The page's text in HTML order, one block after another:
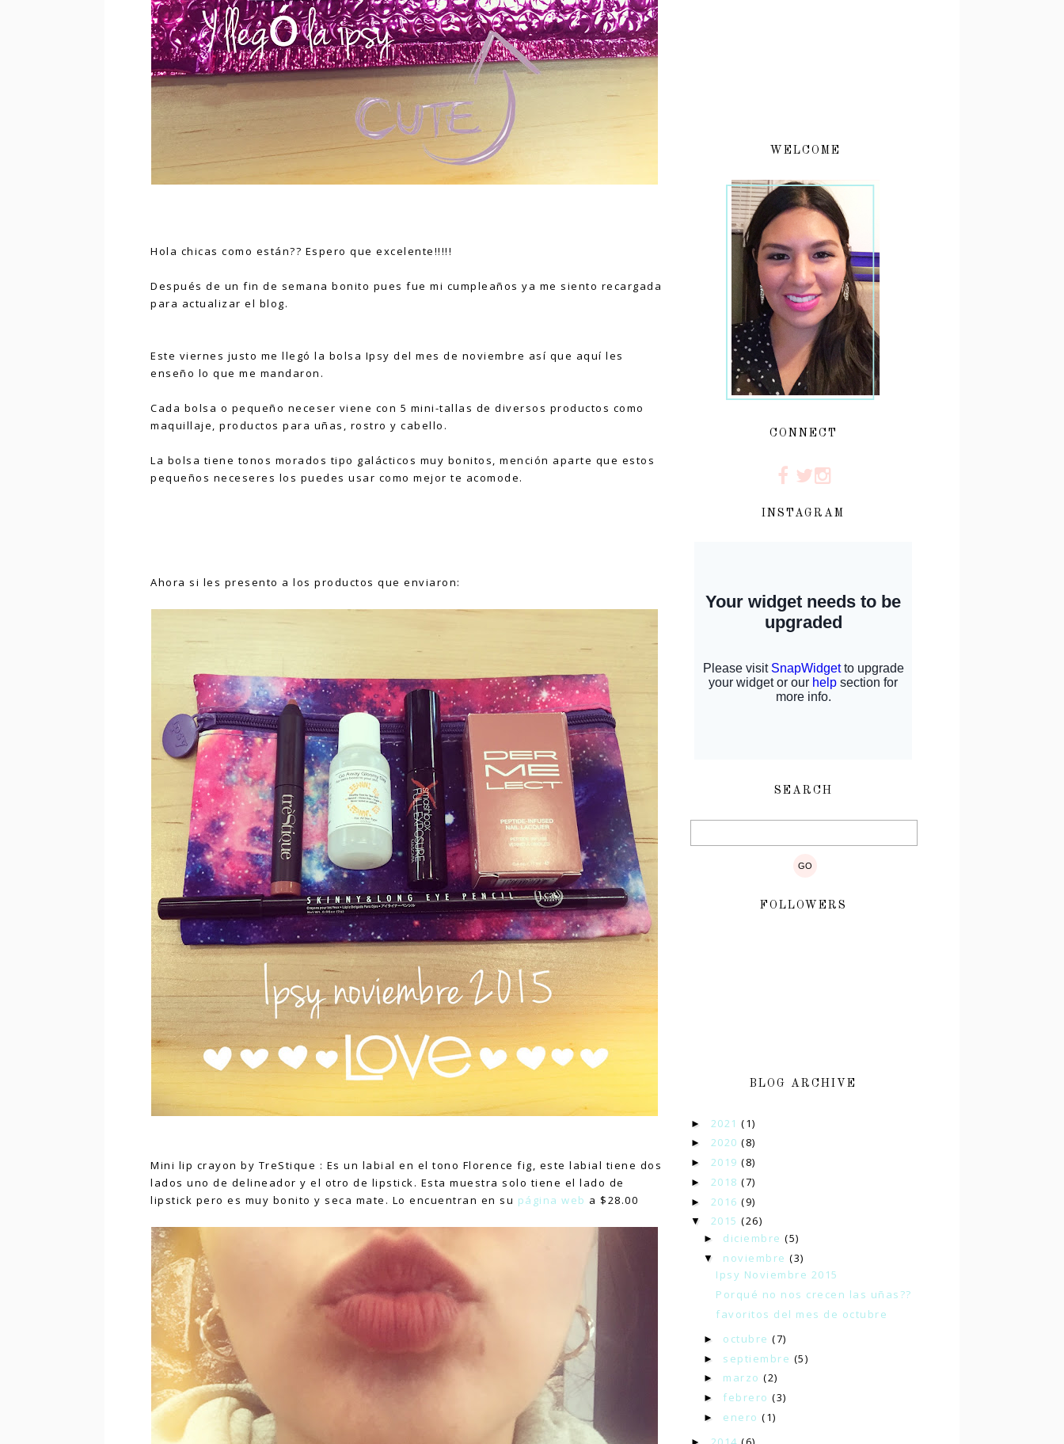
Hola chicas como están?? Espero que excelente!!!!!
Después de un fin de semana bonito pues fue mi cumpleaños ya me siento recargada
para actualizar el blog.
Este viernes justo me llegó la bolsa Ipsy del mes de noviembre así que aquí les
enseño lo que me mandaron.
Cada bolsa o pequeño neceser viene con 5 mini-tallas de diversos productos como
maquillaje, productos para uñas, rostro y cabello.
La bolsa tiene tonos morados tipo galácticos muy bonitos, mención aparte que estos
pequeños neceseres los puedes usar como mejor te acomode.
Ahora si les presento a los productos que enviaron:
Mini lip crayon by TreStique : Es un labial en el tono Florence fig, este labial tiene dos
lados uno de delineador y el otro de lipstick. Esta muestra solo tiene el lado de
lipstick pero es muy bonito y seca mate. Lo encuentran en su página web a $28.00
WELCOME
CONNECT
INSTAGRAM
SEARCH
FOLLOWERS
BLOG ARCHIVE
► 2021 (1)
► 2020 (8)
► 2019 (8)
► 2018 (7)
► 2016 (9)
▼ 2015 (26)
► diciembre(5)
▼ noviembre(3)
Ipsy Noviembre 2015
Porqué no nos crecen las uñas??
favoritos del mes de octubre
► octubre(7)
► septiembre (5)
► marzo(2)
► febrero(3)
► enero(1)